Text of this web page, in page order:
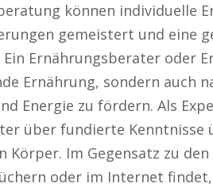
können individuelle
gemeistert und eine
Ernährungsberater oder
Ernährung, sondern auch
Energie zu fördern. Als
über fundierte Kenntnisse
Körper. Im Gegensatz zu
oder im Internet